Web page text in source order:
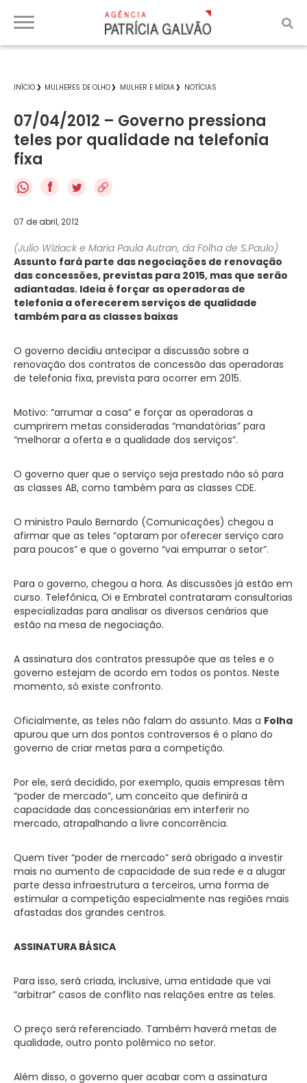
INÍCIO MULHERES DE OLHO MULHER E MÍDIA NOTÍCIAS
07/04/2012 – Governo pressiona
teles por qualidade na telefonia
fixa
f
07 de abril, 2012
(Julio Wiziack e Maria Paula Autran, da Folha de S.Paulo)
Assunto fará parte das negociações de renovação
das concessões, previstas para 2015, mas que serão
adiantadas. Ideia é forçar as operadoras de
telefonia a oferecerem serviços de qualidade
também para as classes baixas
O governo decidiu antecipar a discussão sobre a
renovação dos contratos de concessão das operadoras
de telefonia fixa, prevista para ocorrer em 2015.
Motivo: “arrumar a casa” e forçar as operadoras a
cumprirem metas consideradas “mandatórias” para
“melhorar a oferta e a qualidade dos serviços”.
O governo quer que o serviço seja prestado não só para
as classes AB, como também para as classes CDE.
O ministro Paulo Bernardo (Comunicações) chegou a
afirmar que as teles “optaram por oferecer serviço caro
para poucos” e que o governo “vai empurrar o setor”.
Para o governo, chegou a hora. As discussões já estão em
curso. Telefônica, Oi e Embratel contrataram consultorias
especializadas para analisar os diversos cenários que
estão na mesa de negociação.
A assinatura dos contratos pressupõe que as teles e o
governo estejam de acordo em todos os pontos. Neste
momento, só existe confronto.
Oficialmente, as teles não falam do assunto. Mas a Folha
apurou que um dos pontos controversos é o plano do
governo de criar metas para a competição.
Por ele, será decidido, por exemplo, quais empresas têm
“poder de mercado”, um conceito que definirá a
capacidade das concessionárias em interferir no
mercado, atrapalhando a livre concorrência.
Quem tiver “poder de mercado” será obrigado a investir
mais no aumento de capacidade de sua rede e a alugar
parte dessa infraestrutura a terceiros, uma forma de
estimular a competição especialmente nas regiões mais
afastadas dos grandes centros.
ASSINATURA BÁSICA
Para isso, será criada, inclusive, uma entidade que vai
“arbitrar” casos de conflito nas relações entre as teles.
O preço será referenciado. Também haverá metas de
qualidade, outro ponto polêmico no setor.
Além disso, o governo quer acabar com a assinatura